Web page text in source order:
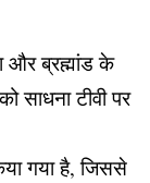
और ब्रह्मांड के
साधना टीवी पर
गया है, जिससे